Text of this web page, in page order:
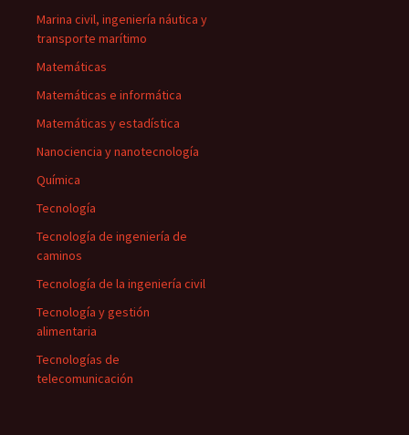
Marina civil, ingeniería náutica y
transporte marítimo
Matemáticas
Matemáticas e informática
Matemáticas y estadística
Nanociencia y nanotecnología
Química
Tecnología
Tecnología de ingeniería de
caminos
Tecnología de la ingeniería civil
Tecnología y gestión
alimentaria
Tecnologías de
telecomunicación